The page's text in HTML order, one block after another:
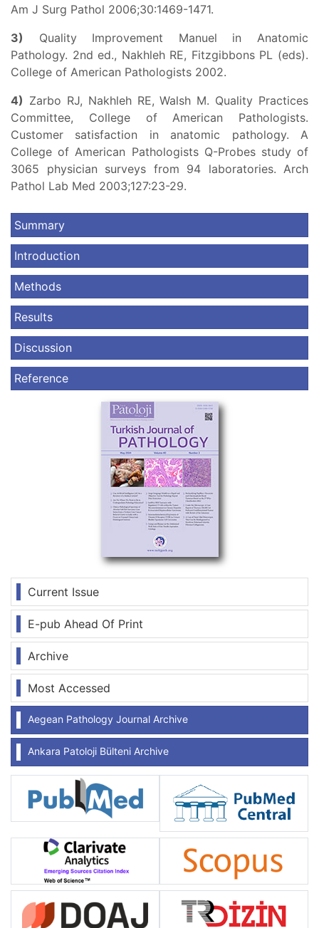
Current Issue
E-pub Ahead Of Print
Archive
Most Accessed
Aegean Pathology Journal Archive
Ankara Patoloji Bülteni Archive
Am J Surg Pathol 2006;30:1469-1471.
3) Quality Improvement Manuel in Anatomic
Pathology. 2nd ed., Nakhleh RE, Fitzgibbons PL (eds).
College of American Pathologists 2002.
4) Zarbo RJ, Nakhleh RE, Walsh M. Quality Practices
Committee, College of American Pathologists.
Customer satisfaction in anatomic pathology. A
College of American Pathologists Q-Probes study of
3065 physician surveys from 94 laboratories. Arch
Pathol Lab Med 2003;127:23-29.
Summary
Introduction
Methods
Results
Discussion
Reference